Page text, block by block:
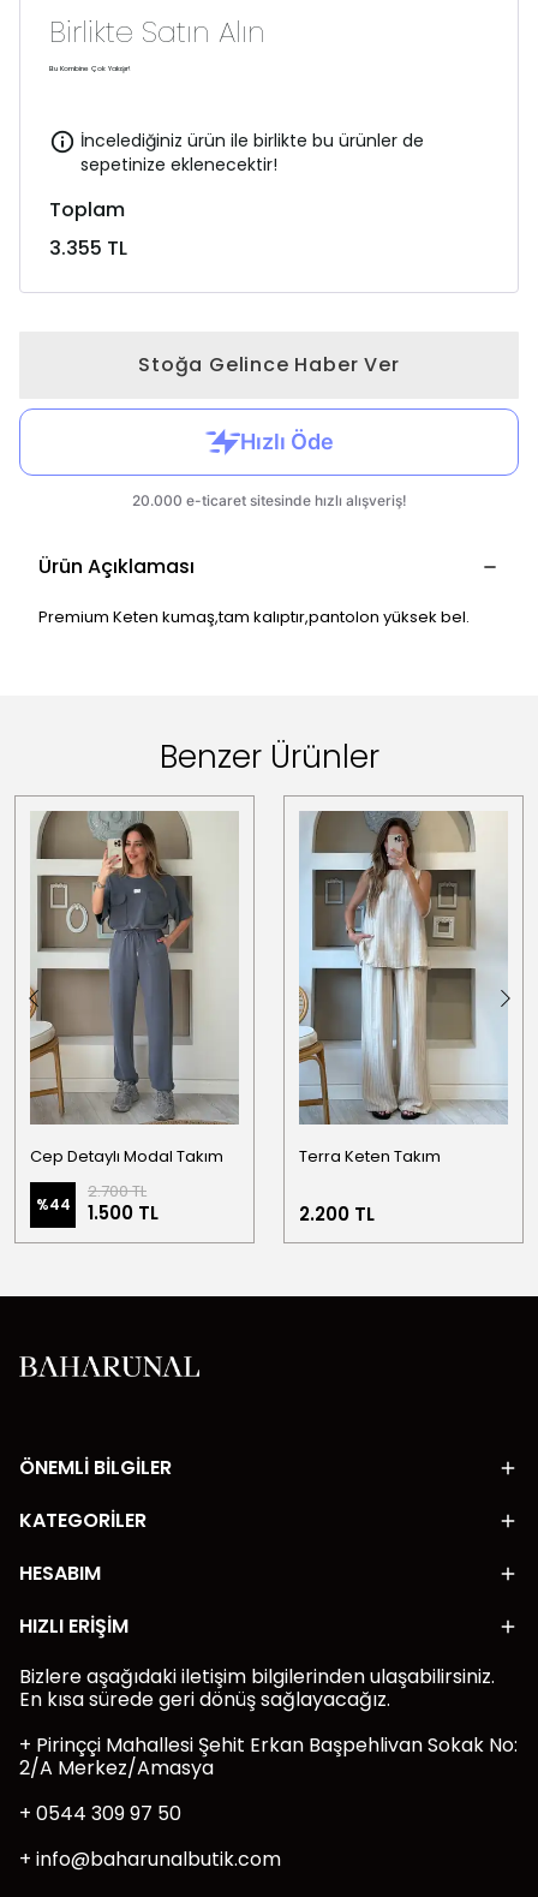
Birlikte Satın Alın
Bu Kombine Çok Yakışır!
İncelediğiniz ürün ile birlikte bu ürünler de
sepetinize eklenecektir!
Toplam
3.355 TL
Stoğa Gelince Haber Ver
Ürün Açıklaması
Premium Keten kumaş,tam kalıptır,pantolon yüksek bel.
Benzer Ürünler
Cep Detaylı Modal Takım
%44
2.700 TL
1.500 TL
Terra Keten Takım
2.200 TL
ÖNEMLİ BİLGİLER
KATEGORİLER
HESABIM
HIZLI ERİŞİM
Bizlere aşağıdaki iletişim bilgilerinden ulaşabilirsiniz.
En kısa sürede geri dönüş sağlayacağız.
+ Pirinççi Mahallesi Şehit Erkan Başpehlivan Sokak No:
2/A Merkez/Amasya
+ 0544 309 97 50
+ info@baharunalbutik.com